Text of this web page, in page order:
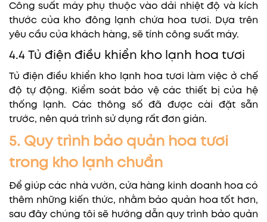
Công suất máy phụ thuộc vào dải nhiệt độ và kích
thước của kho đông lạnh chứa hoa tươi. Dựa trên
yêu cầu của khách hàng, sẽ tính công suất máy.
4.4 Tủ điện điều khiển kho lạnh hoa tươi
Tủ điện điều khiển kho lạnh hoa tươi làm việc ở chế
độ tự động. Kiểm soát bảo vệ các thiết bị của hệ
thống lạnh. Các thông số đã được cài đặt sẵn
trước, nên quá trình sử dụng rất đơn giản.
5. Quy trình bảo quản hoa tươi
trong kho lạnh chuẩn
Để giúp các nhà vườn, cửa hàng kinh doanh hoa có
thêm những kiến thức, nhằm bảo quản hoa tốt hơn,
sau đây chúng tôi sẽ hướng dẫn quy trình bảo quản